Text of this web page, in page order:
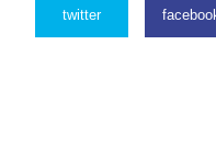
twitter